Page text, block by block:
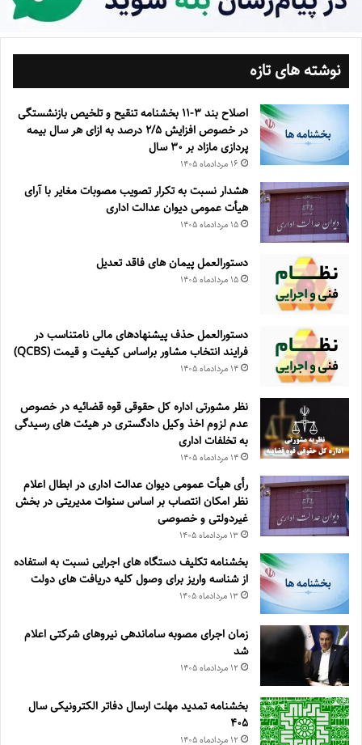
نوشته های تازه
اصلاح بند ۳‏-۱۱ بخشنامه تنقیح و تلخیص بازنشستگی
در خصوص افزایش ۵‏‏‏‏‏‏‏‏‏/۲ درصد به ازای هر سال بیمه
پردازی مازاد بر ۳۰‏ سال
۱۶ مرداد‌ماه ۱۴۰۵
هشدار نسبت به تکرار تصویب مصوبات مغایر با آرای
هیأت عمومی دیوان عدالت اداری
۱۵ مرداد‌ماه ۱۴۰۵
دستورالعمل پیمان های فاقد تعدیل
۱۵ مرداد‌ماه ۱۴۰۵
دستورالعمل حذف پيشنهادهای مالی نامتناسب در
فرايند انتخاب مشاور براساس كيفيت و قيمت (QCBS)
۱۴ مرداد‌ماه ۱۴۰۵
نظر مشورتی اداره کل حقوقی قوه قضائیه در خصوص
عدم لزوم اخذ وکیل دادگستری در هیئت های رسیدگی
به تخلفات اداری
۱۴ مرداد‌ماه ۱۴۰۵
رأی هیأت عمومی دیوان عدالت اداری در ابطال اعلام
نظر امکان انتصاب بر اساس سنوات مدیریتی در بخش
غیردولتی و خصوصی
۱۳ مرداد‌ماه ۱۴۰۵
بخشنامه تکلیف دستگاه های اجرایی نسبت به استفاده
از شناسه واریز برای وصول کلیه دریافت های دولت
۱۳ مرداد‌ماه ۱۴۰۵
زمان اجرای مصوبه ساماندهی نیروهای شرکتی اعلام
شد
۱۲ مرداد‌ماه ۱۴۰۵
بخشنامه تمدید مهلت ارسال دفاتر الکترونیکی سال
۴۰۵
۱۲ مرداد‌ماه ۱۴۰۵